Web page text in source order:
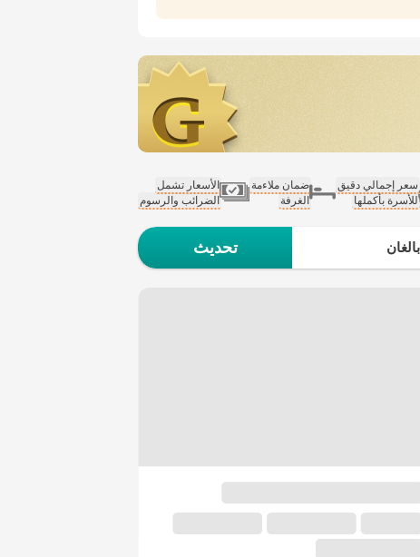
سعر إجمالي دقيق
للأسرة بأكملها
ضمان ملاءمة
الغرفة
الأسعار تشمل
الضرائب والرسوم
تحديث